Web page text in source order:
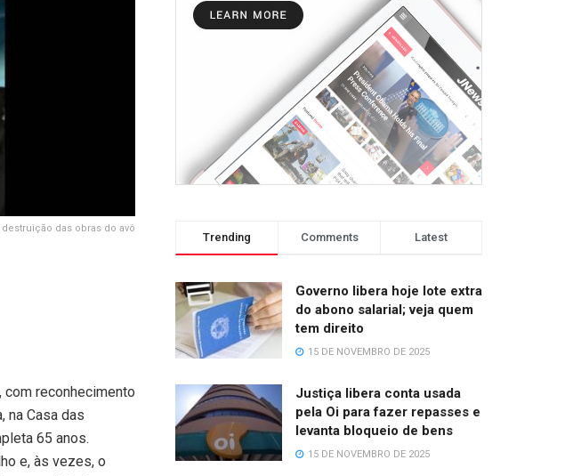
das obras do avô
reconhecimento
na Casa das
65 anos.
e, às vezes, o
Trending Comments Latest
Governo libera hoje lote extra
do abono salarial; veja quem
tem direito
15 DE NOVEMBRO DE 2025
Justiça libera conta usada
pela Oi para fazer repasses e
levanta bloqueio de bens
15 DE NOVEMBRO DE 2025